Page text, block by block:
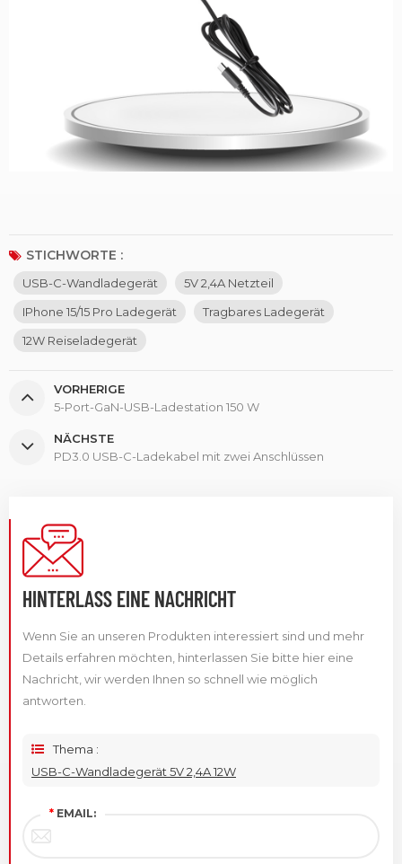
STICHWORTE :
USB-C-Wandladegerät
5V 2,4A Netzteil
IPhone 15/15 Pro Ladegerät
Tragbares Ladegerät
12W Reiseladegerät
VORHERIGE
5-Port-GaN-USB-Ladestation 150 W
NÄCHSTE
PD3.0 USB-C-Ladekabel mit zwei Anschlüssen
HINTERLASS EINE NACHRICHT
Wenn Sie an unseren Produkten interessiert sind und mehr
Details erfahren möchten, hinterlassen Sie bitte hier eine
Nachricht, wir werden Ihnen so schnell wie möglich
antworten.
Thema :
USB-C-Wandladegerät 5V 2,4A 12W
* EMAIL: